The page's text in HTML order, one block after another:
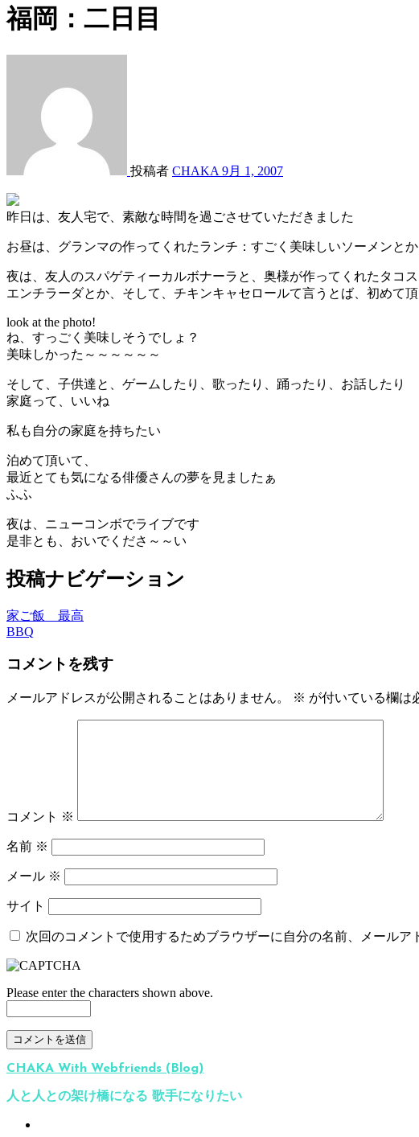
福岡：二日目
投稿者 CHAKA 9月 1, 2007
昨日は、友人宅で、素敵な時間を過ごさせていただきました
お昼は、グランマの作ってくれたランチ：すごく美味しいソーメンとか
夜は、友人のスパゲティーカルボナーラと、奥様が作ってくれたタコ
エンチラーダとか、そして、チキンキャセロールて言うとば、初めて
look at the photo!
ね、すっごく美味しそうでしょ？
美味しかった～～～～～～
そして、子供達と、ゲームしたり、歌ったり、踊ったり、お話したり
家庭って、いいね
私も自分の家庭を持ちたい
泊めて頂いて、
最近とても気になる俳優さんの夢を見ましたぁ
ふふ
夜は、ニューコンボでライブです
是非とも、おいでくださ～～い
投稿ナビゲーション
家ご飯 最高
BBQ
コメントを残す
メールアドレスが公開されることはありません。 ※ が付いている欄は
コメント ※
名前 ※
メール ※
サイト
次回のコメントで使用するためブラウザーに自分の名前、メールア
Please enter the characters shown above.
CHAKA With Webfriends (Blog)
人と人との架け橋になる 歌手になりたい